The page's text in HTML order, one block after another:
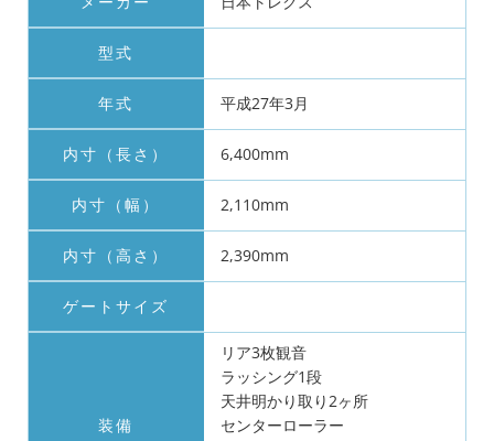
型式
年式 平成27年3月
内寸（長さ） 6,400mm
内寸（幅） 2,110mm
内寸（高さ） 2,390mm
ゲートサイズ
装備
リア3枚観音
ラッシング1段
天井明かり取り2ヶ所
センターローラー